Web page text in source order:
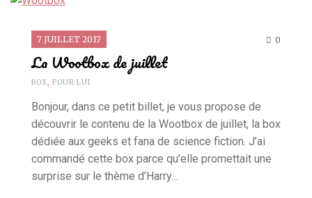
7 JUILLET 2017 0
La Wootbox de juillet
BOX, POUR LUI
Bonjour, dans ce petit billet, je vous propose de
découvrir le contenu de la Wootbox de juillet, la box
dédiée aux geeks et fana de science fiction. J’ai
commandé cette box parce qu’elle promettait une
surprise sur le thème d’Harry…